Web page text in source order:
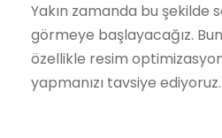
Yakın zamanda bu şekilde
görmeye başlayacağız.
özellikle resim
yapmanızı tavsiye ediyoruz.